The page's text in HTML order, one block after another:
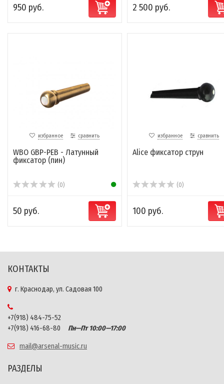
950 руб. 2 500 руб.
избранное сравнить
WBO GBP-PEB - Латунный
фиксатор (пин)
(0)
50 руб.
избранное сравнить
Alice фиксатор струн
(0)
100 руб.
КОНТАКТЫ
г. Краснодар, ул. Садовая 100
+7(918) 484-75-52
+7(918) 416-68-80
Пн—Пт 10:00—17:00
mail@arsenal-music.ru
РАЗДЕЛЫ